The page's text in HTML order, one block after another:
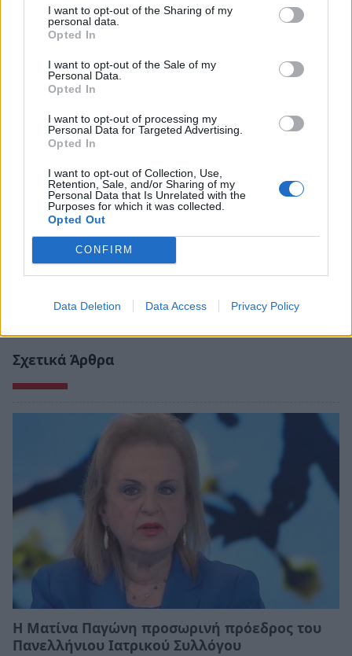
I want to opt-out of the Sharing of my
personal data.
Opted In
I want to opt-out of the Sale of my
Personal Data.
Opted In
I want to opt-out of processing my
Personal Data for Targeted Advertising.
Opted In
I want to opt-out of Collection, Use,
Retention, Sale, and/or Sharing of my
Personal Data that Is Unrelated with the
Purposes for which it was collected.
Opted Out
CONFIRM
Data Deletion Data Access Privacy Policy
Σχετικά Άρθρα
Η Ματίνα Παγώνη προσωρινή πρόεδρος του
Πανελλήνιου Ιατρικού Συλλόγου